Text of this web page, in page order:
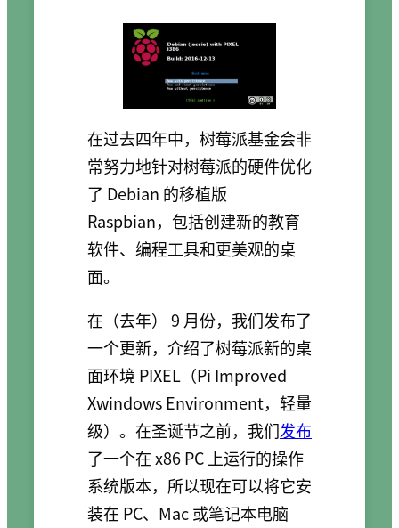
在过去四年中，树莓派基金会非
常努力地针对树莓派的硬件优化
了 Debian 的移植版
Raspbian，包括创建新的教育
软件、编程工具和更美观的桌
面。
在（去年） 9 月份，我们发布了
一个更新，介绍了树莓派新的桌
面环境 PIXEL（Pi Improved
Xwindows Environment，轻量
级）。在圣诞节之前，我们发布
了一个在 x86 PC 上运行的操作
系统版本，所以现在可以将它安
装在 PC、Mac 或笔记本电脑